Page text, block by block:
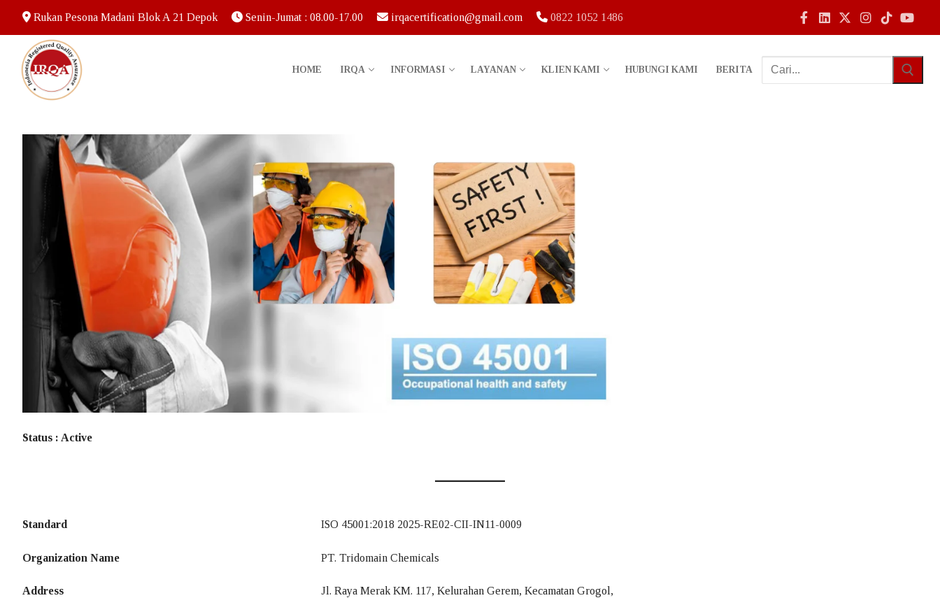
Rukan Pesona Madani Blok A 21 Depok Senin-Jumat : 08.00-17.00 irqacertification@gmail.com 0822 1052 1486
HOME IRQA INFORMASI LAYANAN KLIEN KAMI HUBUNGI KAMI BERITA
Tentang Kami – IRQA Indonesia
Sertifikasi ISO
Informasi
Pendaftaran dan Penerbitan Sertifikat
Ketidakberpihakan
Hak dan Kewajiban
Status : Active
Standard ISO 45001:2018 2025-RE02-CII-IN11-0009
Organization Name PT. Tridomain Chemicals
Address
Jl. Raya Merak KM. 117, Kelurahan Gerem, Kecamatan Grogol,